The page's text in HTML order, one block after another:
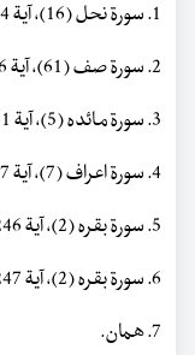
1. سورة نحل (16)، آیة 44.
2. سورة صف (61)، آیة 6.
3. سورة مائده (5)، آیة 11.
4. سورة اعراف (7)، آیة 157.
5. سورة بقره (2)، آیة 246.
6. سورة بقره (2)، آیة 247.
7. همان.